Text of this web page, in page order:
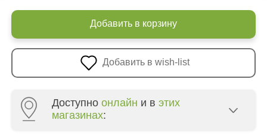
Добавить в корзину
Добавить в wish-list
Доступно онлайн и в этих
магазинах: